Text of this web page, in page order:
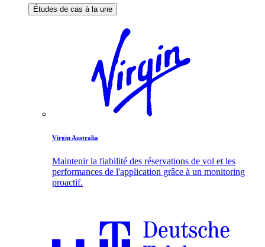
Études de cas à la une
Virgin Australia
Maintenir la fiabilité des réservations de vol et les
performances de l'application grâce à un monitoring
proactif.